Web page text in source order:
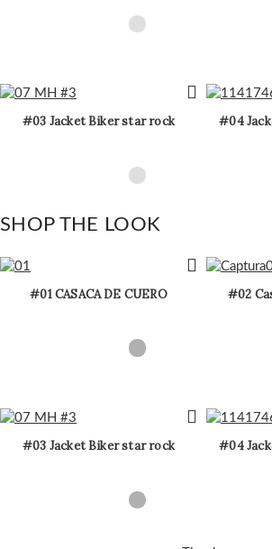
#03 Jacket Biker star rock #04
SHOP THE LOOK
#01 CASACA DE CUERO
#02
#03 Jacket Biker star rock #04